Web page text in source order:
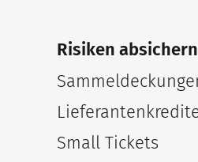
Risiken absichern
Small Tickets